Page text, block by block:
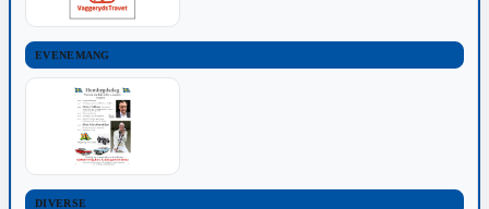
EVENEMANG
DIVERSE